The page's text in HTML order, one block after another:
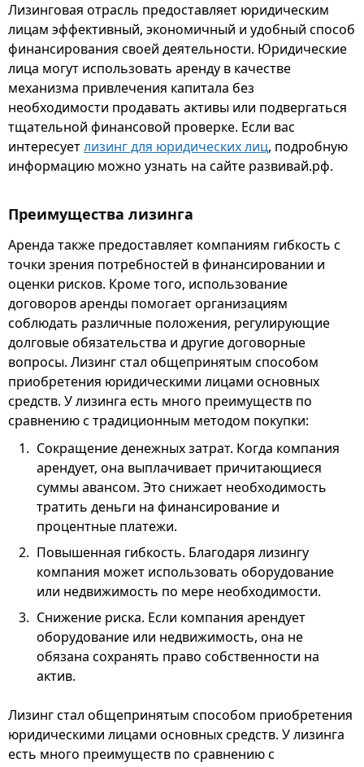
Лизинговая отрасль предоставляет юридическим
лицам эффективный, экономичный и удобный способ
финансирования своей деятельности. Юридические
лица могут использовать аренду в качестве
механизма привлечения капитала без
необходимости продавать активы или подвергаться
тщательной финансовой проверке. Если вас
интересуетлизинг для юридических лиц, подробную
информацию можно узнать на сайте развивай.рф.
Преимущества лизинга
Аренда также предоставляет компаниям гибкость с
точки зрения потребностей в финансировании и
оценки рисков. Кроме того, использование
договоров аренды помогает организациям
соблюдать различные положения, регулирующие
долговые обязательства и другие договорные
вопросы. Лизинг стал общепринятым способом
приобретения юридическими лицами основных
средств. У лизинга есть много преимуществ по
сравнению с традиционным методом покупки:
Сокращение денежных затрат. Когда компания
арендует, она выплачивает причитающиеся
суммы авансом. Это снижает необходимость
тратить деньги на финансирование и
процентные платежи.
Повышенная гибкость. Благодаря лизингу
компания может использовать оборудование
или недвижимость по мере необходимости.
Снижение риска. Если компания арендует
оборудование или недвижимость, она не
обязана сохранять право собственности на
актив.
Лизинг стал общепринятым способом приобретения
юридическими лицами основных средств. У лизинга
есть много преимуществ по сравнению с